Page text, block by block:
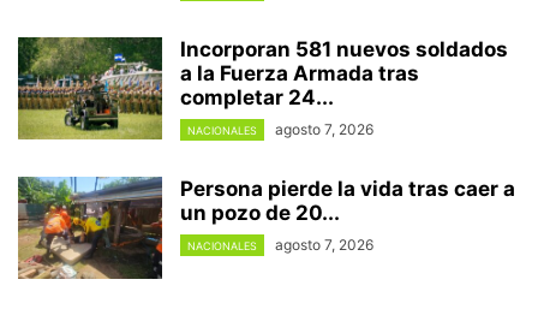
Incorporan 581 nuevos soldados
a la Fuerza Armada tras
completar 24...
NACIONALES agosto 7, 2026
Persona pierde la vida tras caer a
un pozo de 20...
NACIONALES agosto 7, 2026